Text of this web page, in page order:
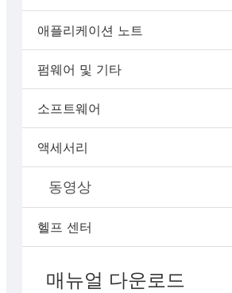
애플리케이션 노트
펌웨어 및 기타
소프트웨어
액세서리
동영상
헬프 센터
매뉴얼 다운로드